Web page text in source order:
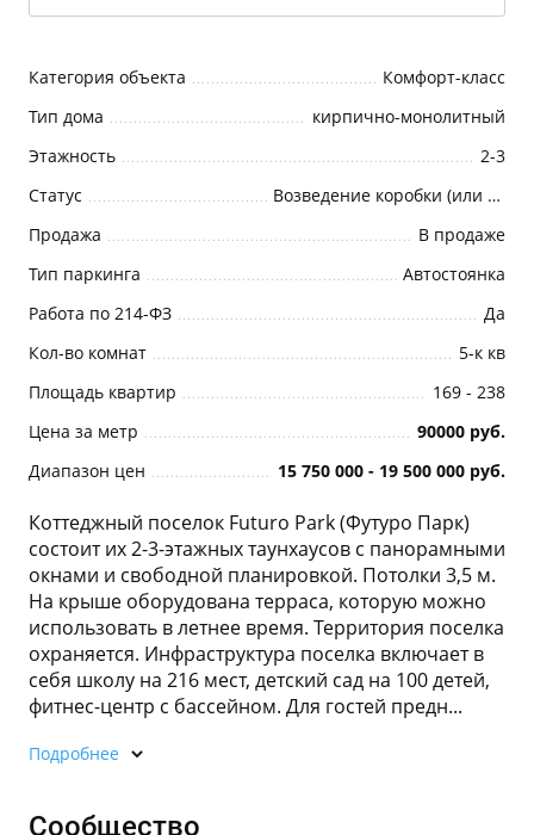
Категория объекта
Комфорт-класс
Тип дома
кирпично-монолитный
Этажность
2-3
Статус
Возведение коробки (или Возведение корпуса)
Продажа
В продаже
Тип паркинга
Автостоянка
Работа по 214-ФЗ
Да
Кол-во комнат
5-к кв
Площадь квартир
169 - 238
Цена за метр
90000 руб.
Диапазон цен
15 750 000 - 19 500 000 руб.
Коттеджный поселок Futuro Park (Футуро Парк)
состоит их 2-3-этажных таунхаусов с панорамными
окнами и свободной планировкой. Потолки 3,5 м.
На крыше оборудована терраса, которую можно
использовать в летнее время. Территория поселка
охраняется. Инфраструктура поселка включает в
себя школу на 216 мест, детский сад на 100 детей,
фитнес-центр с бассейном. Для гостей предн...
Подробнее
Сообщество